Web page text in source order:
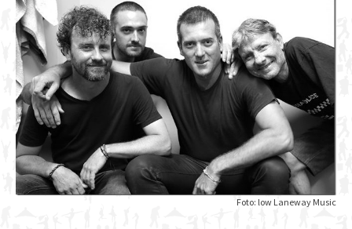
Foto: low Laneway Music